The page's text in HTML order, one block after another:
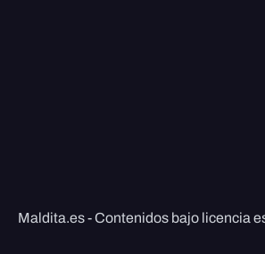
Maldita.es - Contenidos bajo licencia